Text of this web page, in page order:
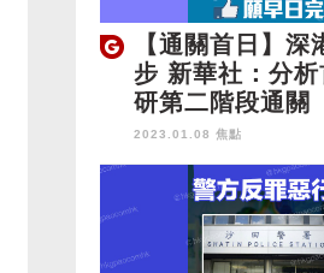
【通關首日】
步 新華社：分
研第二階段通關
2023.01.08 焦點